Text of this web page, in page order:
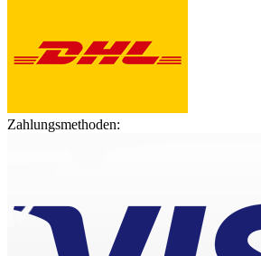
Zahlungsmethoden: